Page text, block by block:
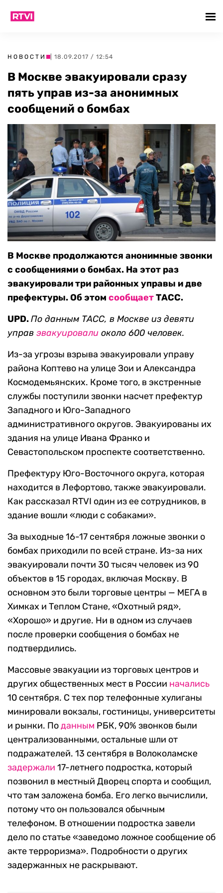
НОВОСТИ | 18.09.2017 / 12:54
В Москве эвакуировали сразу
пять управ из-за анонимных
сообщений о бомбах
В Москве продолжаются анонимные звонки
с сообщениями о бомбах. На этот раз
эвакуировали три районных управы и две
префектуры. Об этом сообщаетТАСС.
UPD.По данным ТАСС, в Москве из девяти
управ эвакуировали около 600 человек.
Из-за угрозы взрыва эвакуировали управу
района Коптево на улице Зои и Александра
Космодемьянских. Кроме того, в экстренные
службы поступили звонки насчет префектур
Западного и Юго-Западного
административного округов. Эвакуированы их
здания на улице Ивана Франко и
Севастопольском проспекте соответственно.
Префектуру Юго-Восточного округа, которая
находится в Лефортово, также эвакуировали.
Как рассказал RTVI один из ее сотрудников, в
здание вошли «люди с собаками».
За выходные 16-17 сентября ложные звонки о
бомбах приходили по всей стране. Из-за них
эвакуировали почти 30 тысяч человек из 90
объектов в 15 городах, включая Москву. В
основном это были торговые центры — МЕГА в
Химках и Теплом Стане, «Охотный ряд»,
«Хорошо» и другие. Ни в одном из случаев
после проверки сообщения о бомбах не
подтвердились.
Массовые эвакуации из торговых центров и
других общественных мест в России начались
10 сентября. С тех пор телефонные хулиганы
минировали вокзалы, гостиницы, университеты
и рынки. Поданным РБК, 90% звонков были
централизованными, остальные шли от
подражателей. 13 сентября в Волоколамске
задержали 17-летнего подростка, который
позвонил в местный Дворец спорта и сообщил,
что там заложена бомба. Его легко вычислили,
потому что он пользовался обычным
телефоном. В отношении подростка завели
дело по статье «заведомо ложное сообщение об
акте терроризма». Подробности о других
задержанных не раскрывают.